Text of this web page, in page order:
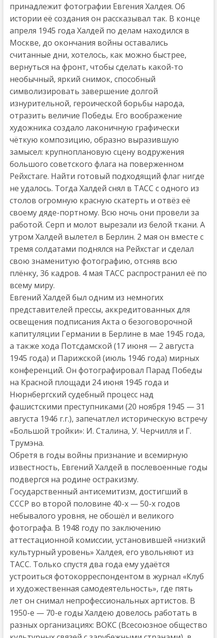
принадлежит фотографии Евгения Халдея. Об
истории её создания он рассказывал так. В конце
апреля 1945 года Халдей по делам находился в
Москве, до окончания войны оставались
считанные дни, хотелось, как можно быстрее,
вернуться на фронт, чтобы сделать какой-то
необычный, яркий снимок, способный
символизировать завершение долгой
изнурительной, героической борьбы народа,
отразить величие Победы. Его воображение
художника создало лаконичную графически
чёткую композицию, образно выразившую
замысел: крупноплановую сцену водружения
большого советского флага на поверженном
Рейхстаге. Найти готовый подходящий флаг нигде
не удалось. Тогда Халдей снял в ТАСС с одного из
столов огромную красную скатерть и отвёз её
своему дяде-портному. Всю ночь они провели за
работой. Серп и молот вырезали из белой ткани. А
утром Халдей вылетел в Берлин. 2 мая он вместе с
тремя солдатами поднялся на Рейхстаг и сделал
свою знаменитую фотографию, отсняв всю
плёнку, 36 кадров. 4 мая ТАСС распространил её по
всему миру.
Евгений Халдей был одним из немногих
представителей прессы, аккредитованных для
освещения подписания Акта о безоговорочной
капитуляции Германии в Берлине в мае 1945 года,
а также хода Потсдамской (17 июня — 2 августа
1945 года) и Парижской (июль 1946 года) мирных
конференций. Он фотографировал Парад Победы
на Красной площади 24 июня 1945 года и
Нюрнбергский судебный процесс над
фашистскими преступниками (20 ноября 1945 — 31
августа 1946 г.г.), запечатлел историческую встречу
«Большой тройки»: И. Сталина, У. Черчилля и Г.
Трумэна.
Обретя в годы войны признание и всемирную
известность, Евгений Халдей в послевоенные годы
подвергся на родине остракизму.
Государственный антисемитизм, достигший в
СССР во второй половине 40-х — 50-х годов
небывалого уровня, не обошёл и великого
фотографа. В 1948 году по заключению
аттестационной комиссии, установившей «низкий
культурный уровень» Халдея, его увольняют из
ТАСС. Только спустя два года ему удаётся
устроиться фотокорреспондентом в журнал «Клуб
и художественная самодеятельность», где пять
лет он снимал непрофессиональных артистов. В
1950-е — 70-е годы Халдею довелось работать в
разных организациях: ВОКС (Всесоюзное общество